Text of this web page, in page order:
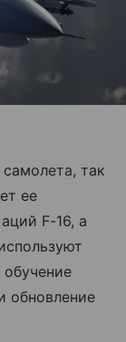
так
ее
F-16, а
обновление